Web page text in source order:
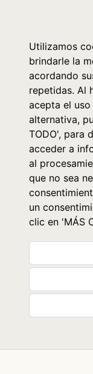
Utilizamos
brindarle la
acordando
repetidas. Al
acepta el
alternativa,
TODO', para
acceder a
al
que no sea
un
clic en 'MÁS